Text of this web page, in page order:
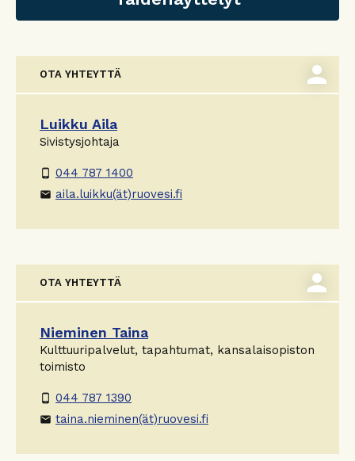
OTA YHTEYTTÄ person
Luikku Aila
Sivistysjohtaja
phone_android 044 787 1400
email aila.luikku(ät)ruovesi.fi
OTA YHTEYTTÄ person
Nieminen Taina
Kulttuuripalvelut, tapahtumat, kansalaisopiston
toimisto
phone_android 044 787 1390
email taina.nieminen(ät)ruovesi.fi